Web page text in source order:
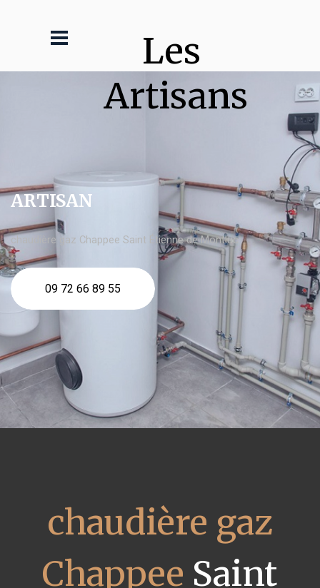
Les
Artisans
ARTISAN
chaudière gaz Chappee Saint Étienne de Montluc
09 72 66 89 55
chaudière gaz
Chappee Saint